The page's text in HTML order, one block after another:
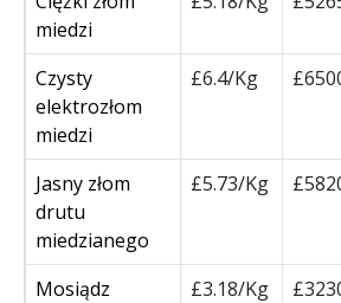
miedzi
Czysty
elektrozłom
miedzi
£6.4/Kg
Jasny złom
drutu
miedzianego
£5.73/Kg
Mosiądz
£3.18/Kg